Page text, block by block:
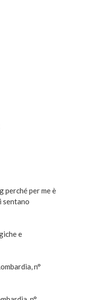
perché per me è
sentano
e
n°